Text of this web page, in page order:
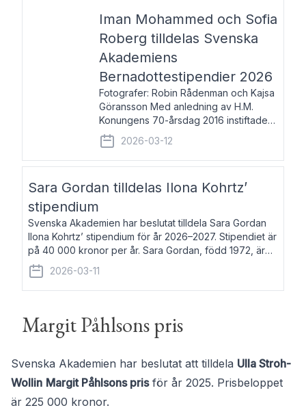
Iman Mohammed och Sofia
Roberg tilldelas Svenska
Akademiens
Bernadottestipendier 2026
Fotografer: Robin Rådenman och Kajsa
Göransson Med anledning av H.M.
Konungens 70-årsdag 2016 instiftade
fem av de kungliga akademierna det så
kallade Bernadotteprogrammet med
syfte att genom stipendier erbjuda stöd
2026-03-12
Sara Gordan tilldelas Ilona Kohrtz’
stipendium
Svenska Akademien har beslutat tilldela Sara Gordan
Ilona Kohrtz’ stipendium för år 2026–2027. Stipendiet är
på 40 000 kronor per år. Sara Gordan, född 1972, är
författare och översättare. Hon debuterade 2006 med
det prosalyriska verket En
2026-03-11
Margit Påhlsons pris
Svenska Akademien har beslutat att tilldela Ulla Stroh-
Wollin Margit Påhlsons prisför år 2025. Prisbeloppet
är 225 000 kronor.